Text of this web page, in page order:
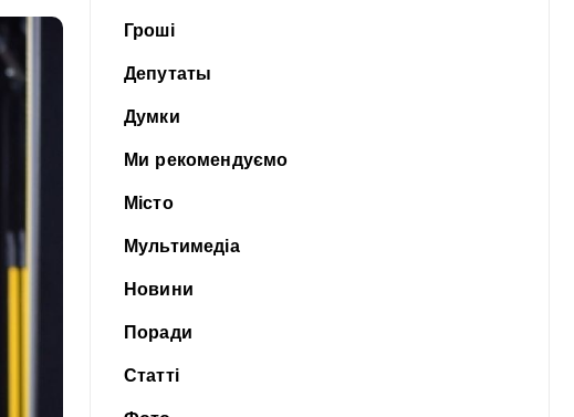
Гроші
Депутаты
Думки
Ми рекомендуємо
Місто
Мультимедіа
Новини
Поради
Статті